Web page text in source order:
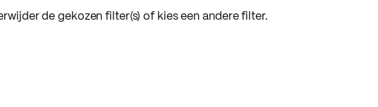
de gekozen filter(s) of kies een andere filter.